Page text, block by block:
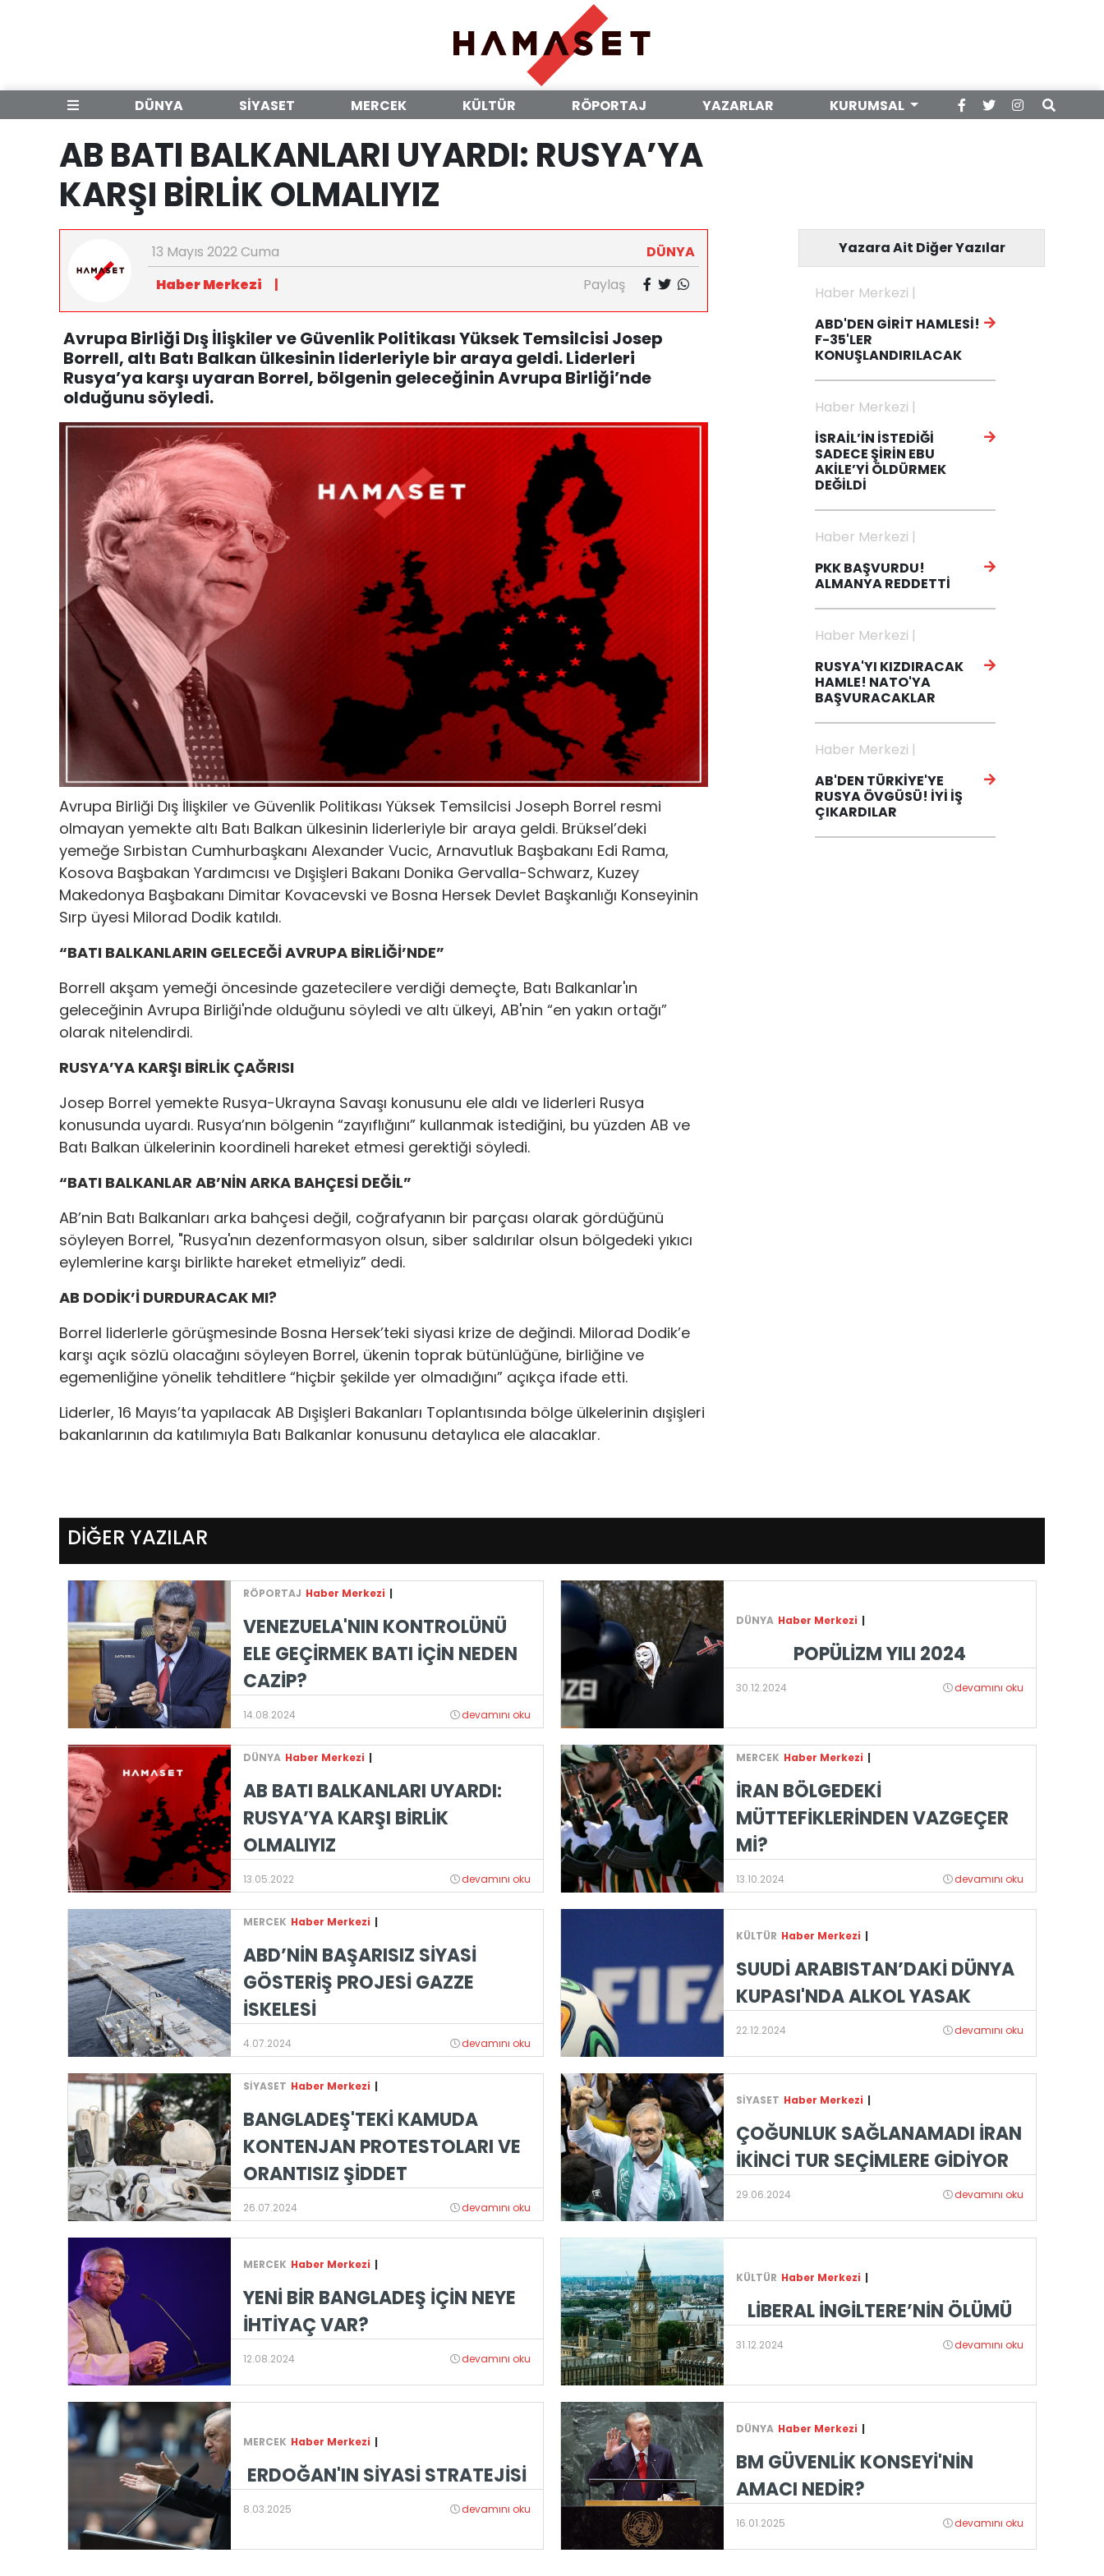
DÜNYA SİYASET MERCEK KÜLTÜR RÖPORTAJ YAZARLAR KURUMSAL
AB BATI BALKANLARI UYARDI: RUSYA’YA
KARŞI BİRLİK OLMALIYIZ
13 Mayıs 2022 Cuma
DÜNYA
Haber Merkezi
| Paylaş
Avrupa Birliği Dış İlişkiler ve Güvenlik Politikası Yüksek Temsilcisi Josep
Borrell, altı Batı Balkan ülkesinin liderleriyle bir araya geldi. Liderleri
Rusya’ya karşı uyaran Borrel, bölgenin geleceğinin Avrupa Birliği’nde
olduğunu söyledi.
Avrupa Birliği Dış İlişkiler ve Güvenlik Politikası Yüksek Temsilcisi Joseph Borrel resmi
olmayan yemekte altı Batı Balkan ülkesinin liderleriyle bir araya geldi. Brüksel’deki
yemeğe Sırbistan Cumhurbaşkanı Alexander Vucic, Arnavutluk Başbakanı Edi Rama,
Kosova Başbakan Yardımcısı ve Dışişleri Bakanı Donika Gervalla-Schwarz, Kuzey
Makedonya Başbakanı Dimitar Kovacevski ve Bosna Hersek Devlet Başkanlığı Konseyinin
Sırp üyesi Milorad Dodik katıldı.
“BATI BALKANLARIN GELECEĞİ AVRUPA BİRLİĞİ’NDE”
Borrell akşam yemeği öncesinde gazetecilere verdiği demeçte, Batı Balkanlar'ın
geleceğinin Avrupa Birliği'nde olduğunu söyledi ve altı ülkeyi, AB'nin “en yakın ortağı”
olarak nitelendirdi.
RUSYA’YA KARŞI BİRLİK ÇAĞRISI
Josep Borrel yemekte Rusya-Ukrayna Savaşı konusunu ele aldı ve liderleri Rusya
konusunda uyardı. Rusya’nın bölgenin “zayıflığını” kullanmak istediğini, bu yüzden AB ve
Batı Balkan ülkelerinin koordineli hareket etmesi gerektiği söyledi.
“BATI BALKANLAR AB’NİN ARKA BAHÇESİ DEĞİL”
AB’nin Batı Balkanları arka bahçesi değil, coğrafyanın bir parçası olarak gördüğünü
söyleyen Borrel, "Rusya'nın dezenformasyon olsun, siber saldırılar olsun bölgedeki yıkıcı
eylemlerine karşı birlikte hareket etmeliyiz” dedi.
AB DODİK’İ DURDURACAK MI?
Borrel liderlerle görüşmesinde Bosna Hersek’teki siyasi krize de değindi. Milorad Dodik’e
karşı açık sözlü olacağını söyleyen Borrel, ükenin toprak bütünlüğüne, birliğine ve
egemenliğine yönelik tehditlere “hiçbir şekilde yer olmadığını” açıkça ifade etti.
Liderler, 16 Mayıs’ta yapılacak AB Dışişleri Bakanları Toplantısında bölge ülkelerinin dışişleri
bakanlarının da katılımıyla Batı Balkanlar konusunu detaylıca ele alacaklar.
Yazara Ait Diğer Yazılar
Haber Merkezi |
ABD'DEN GİRİT HAMLESİ!
F-35'LER
KONUŞLANDIRILACAK
Haber Merkezi |
İSRAİL’İN İSTEDİĞİ
SADECE ŞİRİN EBU
AKİLE’Yİ ÖLDÜRMEK
DEĞİLDİ
Haber Merkezi |
PKK BAŞVURDU!
ALMANYA REDDETTİ
Haber Merkezi |
RUSYA'YI KIZDIRACAK
HAMLE! NATO'YA
BAŞVURACAKLAR
Haber Merkezi |
AB'DEN TÜRKİYE'YE
RUSYA ÖVGÜSÜ! İYİ İŞ
ÇIKARDILAR
DİĞER YAZILAR
RÖPORTAJ Haber Merkezi |
VENEZUELA'NIN KONTROLÜNÜ
ELE GEÇİRMEK BATI İÇİN NEDEN
CAZİP?
14.08.2024 devamını oku
DÜNYA Haber Merkezi |
POPÜLİZM YILI 2024
30.12.2024 devamını oku
DÜNYA Haber Merkezi |
AB BATI BALKANLARI UYARDI:
RUSYA’YA KARŞI BİRLİK
OLMALIYIZ
13.05.2022 devamını oku
MERCEK Haber Merkezi |
İRAN BÖLGEDEKİ
MÜTTEFİKLERİNDEN VAZGEÇER
Mİ?
13.10.2024 devamını oku
MERCEK Haber Merkezi |
ABD’NİN BAŞARISIZ SİYASİ
GÖSTERİŞ PROJESİ GAZZE
İSKELESİ
4.07.2024 devamını oku
KÜLTÜR Haber Merkezi |
SUUDİ ARABISTAN’DAKİ DÜNYA
KUPASI'NDA ALKOL YASAK
22.12.2024 devamını oku
SİYASET Haber Merkezi |
BANGLADEŞ'TEKİ KAMUDA
KONTENJAN PROTESTOLARI VE
ORANTISIZ ŞİDDET
26.07.2024 devamını oku
SİYASET Haber Merkezi |
ÇOĞUNLUK SAĞLANAMADI İRAN
İKİNCİ TUR SEÇİMLERE GİDİYOR
29.06.2024 devamını oku
MERCEK Haber Merkezi |
YENİ BİR BANGLADEŞ İÇİN NEYE
İHTİYAÇ VAR?
12.08.2024 devamını oku
KÜLTÜR Haber Merkezi |
LİBERAL İNGİLTERE’NİN ÖLÜMÜ
31.12.2024 devamını oku
MERCEK Haber Merkezi |
ERDOĞAN'IN SİYASİ STRATEJİSİ
8.03.2025 devamını oku
DÜNYA Haber Merkezi |
BM GÜVENLİK KONSEYİ'NİN
AMACI NEDİR?
16.01.2025 devamını oku